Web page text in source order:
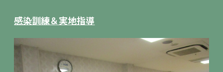
感染訓練＆実地指導